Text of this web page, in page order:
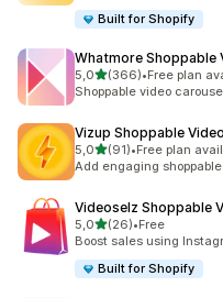
Built for Shopify
Whatmore Shoppable
5,0/ 5 tähteä
(366)
366 arvostelua yhteensä
•Free plan
Shoppable video
Vizup Shoppable
5,0/ 5 tähteä
(91)
91 arvostelua yhteensä
•Free plan
Add engaging
Videoselz Shoppable
5,0/ 5 tähteä
(26)
26 arvostelua yhteensä
•Free
Boost sales using
Built for Shopify